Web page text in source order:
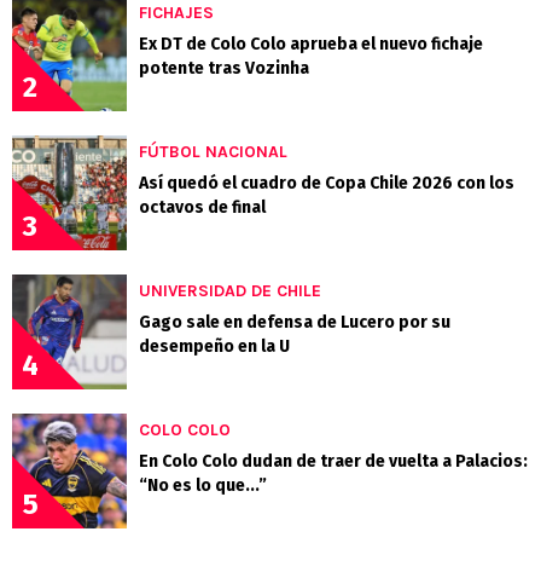
2
FICHAJES
Ex DT de Colo Colo aprueba el nuevo fichaje
potente tras Vozinha
3
FÚTBOL NACIONAL
Así quedó el cuadro de Copa Chile 2026 con los
octavos de final
4
UNIVERSIDAD DE CHILE
Gago sale en defensa de Lucero por su
desempeño en la U
5
COLO COLO
En Colo Colo dudan de traer de vuelta a Palacios:
“No es lo que...”